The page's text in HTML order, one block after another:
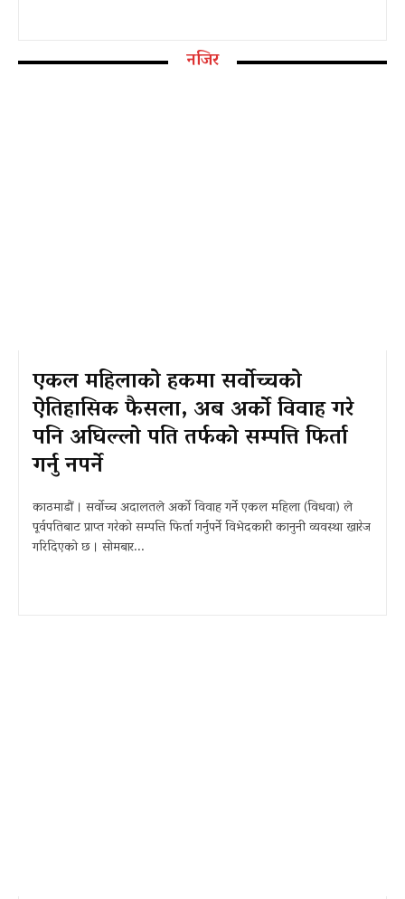
नजिर
एकल महिलाको हकमा सर्वोच्चको
ऐतिहासिक फैसला, अब अर्को विवाह गरे
पनि अघिल्लो पति तर्फको सम्पत्ति फिर्ता
गर्नु नपर्ने
काठमाडौं । सर्वोच्च अदालतले अर्को विवाह गर्ने एकल महिला (विधवा) ले
पूर्वपतिबाट प्राप्त गरेको सम्पत्ति फिर्ता गर्नुपर्ने विभेदकारी कानुनी व्यवस्था खारेज
गरिदिएको छ । सोमबार...